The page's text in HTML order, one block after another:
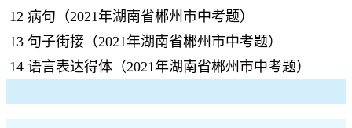
12 病句（2021年湖南省郴州市中考题）
13 句子街接（2021年湖南省郴州市中考题）
14 语言表达得体（2021年湖南省郴州市中考题）